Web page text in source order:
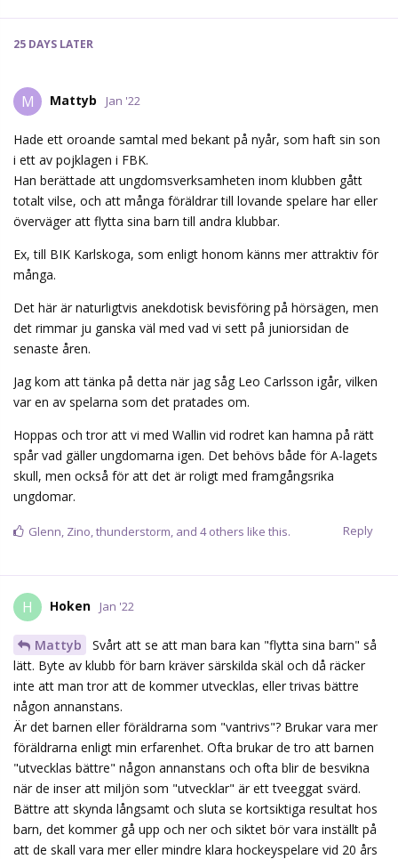
25 DAYS LATER
M Mattyb Jan '22
Hade ett oroande samtal med bekant på nyår, som haft sin son
i ett av pojklagen i FBK.
Han berättade att ungdomsverksamheten inom klubben gått
totalt vilse, och att många föräldrar till lovande spelare har eller
överväger att flytta sina barn till andra klubbar.
Ex, till BIK Karlskoga, som enligt honom känns mer attraktiv för
många.
Det här är naturligtvis anekdotisk bevisföring på hörsägen, men
det rimmar ju ganska väl med vad vi sett på juniorsidan de
senaste åren.
Jag kom att tänka på detta när jag såg Leo Carlsson igår, vilken
var en av spelarna som det pratades om.
Hoppas och tror att vi med Wallin vid rodret kan hamna på rätt
spår vad gäller ungdomarna igen. Det behövs både för A-lagets
skull, men också för att det är roligt med framgångsrika
ungdomar.
Reply
Glenn, Zino,thunderstorm, and 4others like this.
H Hoken Jan '22
Mattyb
Svårt att se att man bara kan "flytta sina barn" så
lätt. Byte av klubb för barn kräver särskilda skäl och då räcker
inte att man tror att de kommer utvecklas, eller trivas bättre
någon annanstans.
Är det barnen eller föräldrarna som "vantrivs"? Brukar vara mer
föräldrarna enligt min erfarenhet. Ofta brukar de tro att barnen
"utvecklas bättre" någon annanstans och ofta blir de besvikna
när de inser att miljön som "utvecklar" är ett tveeggat svärd.
Bättre att skynda långsamt och sluta se kortsiktiga resultat hos
barn, det kommer gå upp och ner och siktet bör vara inställt på
att de skall vara mer eller mindre klara hockeyspelare vid 20 års